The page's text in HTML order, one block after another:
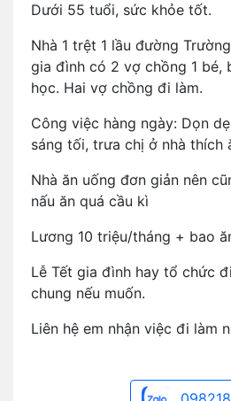
Dưới 55 tuổi, sức khỏe tốt.
Nhà 1 trệt 1 lầu đường
gia đình có 2 vợ chồng 1 bé,
học. Hai vợ chồng đi làm.
Công việc hàng ngày: Dọn
sáng tối, trưa chị ở nhà thích
Nhà ăn uống đơn giản nên
nấu ăn quá cầu kì
Lương 10 triệu/tháng + bao
Lễ Tết gia đình hay tổ chức
chung nếu muốn.
Liên hệ em nhận việc đi làm